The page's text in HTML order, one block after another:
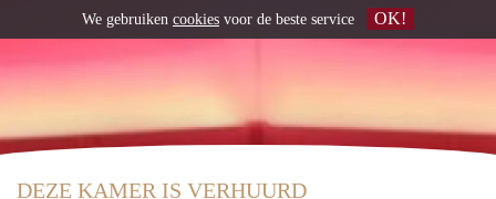
DEZE KAMER IS VERHUURD
We gebruiken cookies voor de beste service OK!